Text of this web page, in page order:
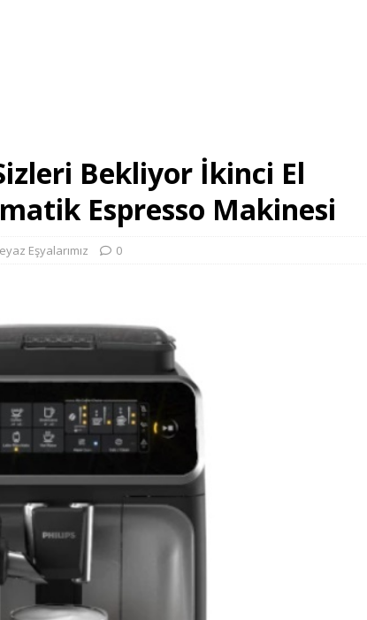
Bekliyor İkinci El
Espresso Makinesi
Eşyalarımız 0